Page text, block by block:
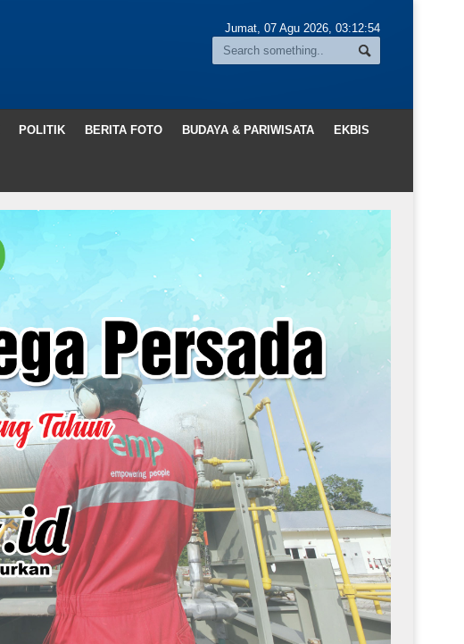
Jumat, 07 Agu 2026, 03:12:55
POLITIK BERITA FOTO BUDAYA & PARIWISATA EKBIS